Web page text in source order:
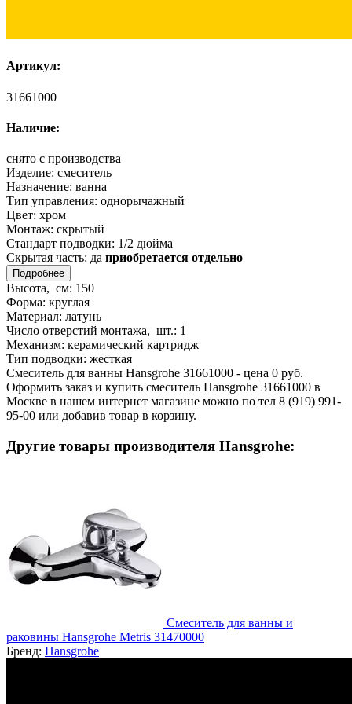
Артикул:
31661000
Наличие:
снято с производства
Изделие: смеситель
Назначение: ванна
Тип управления: однорычажный
Цвет: хром
Монтаж: скрытый
Стандарт подводки: 1/2 дюйма
Скрытая часть: да приобретается отдельно
Подробнее
Высота, см: 150
Форма: круглая
Материал: латунь
Число отверстий монтажа, шт.: 1
Механизм: керамический картридж
Тип подводки: жесткая
Смеситель для ванны Hansgrohe 31661000 - цена 0 руб.
Оформить заказ и купить смеситель Hansgrohe 31661000 в
Москве в нашем интернет магазине можно по тел 8 (919) 991-
95-00 или добавив товар в корзину.
Другие товары производителя Hansgrohe:
Смеситель для ванны и
раковины Hansgrohe Metris 31470000
Бренд: Hansgrohe